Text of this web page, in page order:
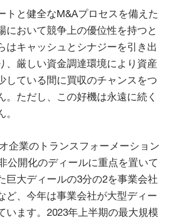
トと健全なM&Aプロセスを備えた
において競争上の優位性を持つと
はキャッシュとシナジーを引き出
、厳しい資金調達環境により資産
している間に買収のチャンスをつ
。ただし、この好機は永遠に続く
企業のトランスフォーメーション
公開化のディールに重点を置いて
巨大ディールの3分の2を事業会社
ど、今年は事業会社が大型ディー
います。2023年上半期の最大規模